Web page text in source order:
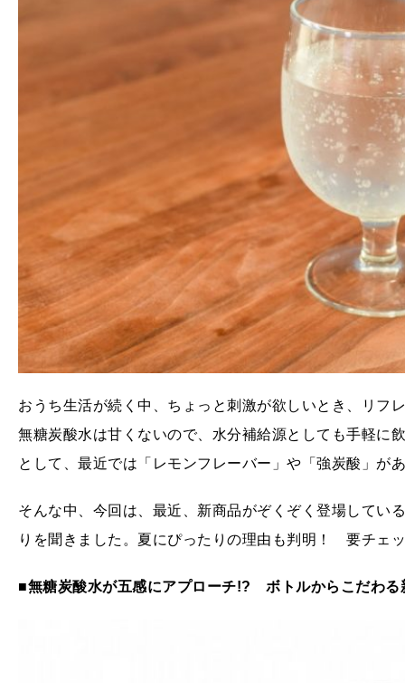
おうち生活が続く中、ちょっと刺激が欲しいとき、リフ
無糖炭酸水は甘くないので、水分補給源としても手軽に
として、最近では「レモンフレーバー」や「強炭酸」が
そんな中、今回は、最近、新商品がぞくぞく登場してい
りを聞きました。夏にぴったりの理由も判明！ 要チェ
■無糖炭酸水が五感にアプローチ!? ボトルからこだわる